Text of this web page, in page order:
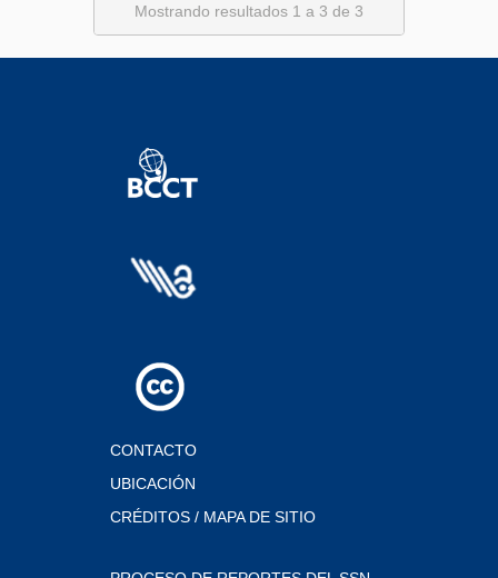
Mostrando resultados 1 a 3 de 3
CONTACTO
UBICACIÓN
CRÉDITOS / MAPA DE SITIO